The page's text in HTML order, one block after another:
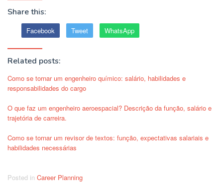
Share this:
Facebook Tweet WhatsApp
Related posts:
Como se tornar um engenheiro químico: salário, habilidades e
responsabilidades do cargo
O que faz um engenheiro aeroespacial? Descrição da função, salário e
trajetória de carreira.
Como se tornar um revisor de textos: função, expectativas salariais e
habilidades necessárias
Posted in Career Planning